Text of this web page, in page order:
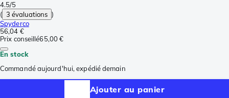
4.5/5
( 3 évaluations )
Spyderco
56,04 €
Prix conseillé65,00 €
En stock
Commandé aujourd'hui, expédié demain
Ajouter au panier